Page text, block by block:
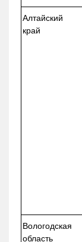
Алтайский
край
Вологодская
область